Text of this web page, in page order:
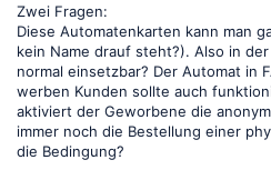
Zwei Fragen:
Diese Automatenkarten kann man
kein Name drauf steht?). Also in
normal einsetzbar? Der Automat in
werben Kunden sollte auch
aktiviert der Geworbene die
immer noch die Bestellung einer
die Bedingung?